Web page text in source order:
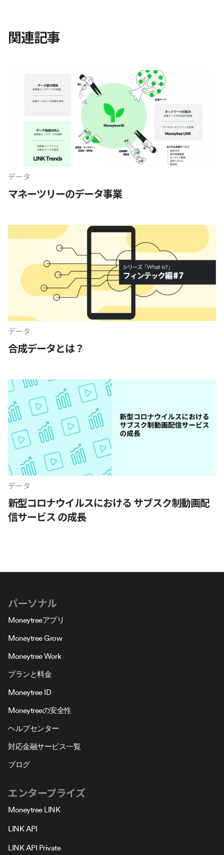
関連記事
データ
マネーツリーのデータ事業
データ
合成データとは？
データ
新型コロナウイルスにおける サブスク制動画配
信サービス の成長
パーソナル
Moneytreeアプリ
Moneytree Grow
Moneytree Work
プランと料金
Moneytree ID
Moneytreeの安全性
ヘルプセンター
対応金融サービス一覧
ブログ
エンタープライズ
Moneytree LINK
LINK API
LINK API Private